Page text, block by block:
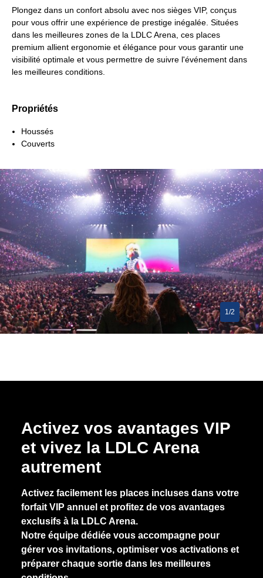
Plongez dans un confort absolu avec nos sièges VIP, conçus
pour vous offrir une expérience de prestige inégalée. Situées
dans les meilleures zones de la LDLC Arena, ces places
premium allient ergonomie et élégance pour vous garantir une
visibilité optimale et vous permettre de suivre l'événement dans
les meilleures conditions.
Propriétés
Houssés
Couverts
1/2
Activez vos avantages VIP
et vivez la LDLC Arena
autrement
Activez facilement les places incluses dans votre
forfait VIP annuel et profitez de vos avantages
exclusifs à la LDLC Arena.
Notre équipe dédiée vous accompagne pour
gérer vos invitations, optimiser vos activations et
préparer chaque sortie dans les meilleures